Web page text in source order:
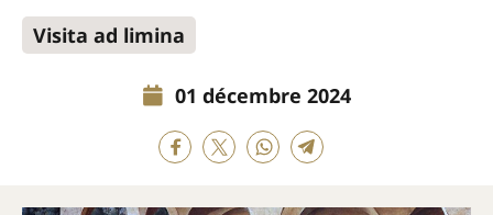
Visita ad limina
01 décembre 2024